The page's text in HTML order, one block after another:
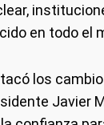
en todo el
los
Javier